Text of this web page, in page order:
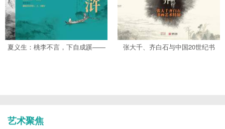
夏义生：桃李不言，下自成蹊——
张大千、齐白石与中国20世纪书
艺术聚焦